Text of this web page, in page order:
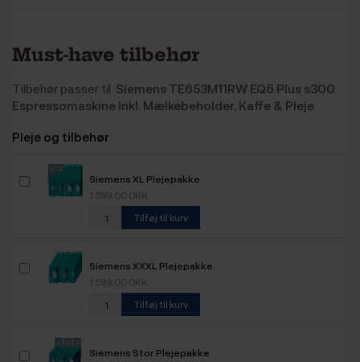
Must-have tilbehør
Tilbehør passer til Siemens TE653M11RW EQ6 Plus s300
Espressomaskine Inkl. Mælkebeholder, Kaffe & Pleje
Pleje og tilbehør
Siemens XL Plejepakke
1.599,00 DKK
Tilføj til kurv
Siemens XXXL Plejepakke
1.599,00 DKK
Tilføj til kurv
Siemens Stor Plejepakke